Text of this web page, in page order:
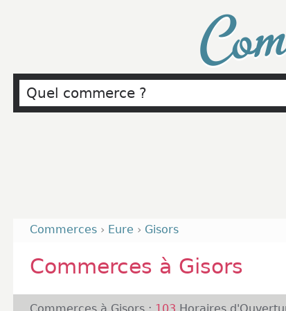
Commerces › Eure › Gisors
Commerces à Gisors